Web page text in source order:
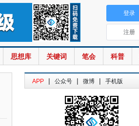
思想库 关键词 笔会 科普
登录
注册
APP | 公众号 | 微博 | 手机版